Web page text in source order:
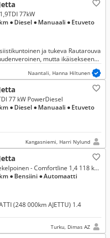
77kW
● Diesel ● Manuaali ● Etuveto
ja tukeva Rautarouva
mutta ikäisekseen
Naantali, Hanna Hiltunen
77 kW PowerDiesel
● Diesel ● Manuaali ● Etuveto
Kangasniemi, Harri Nylund
1,4, Ei tieliikennekelpoinen - Comfortline 1,4 118 kW TSI, DSG-autom.
● Bensiini ● Automaatti
(248 000km AJETTU) 1.4
Turku, Dimas AZ